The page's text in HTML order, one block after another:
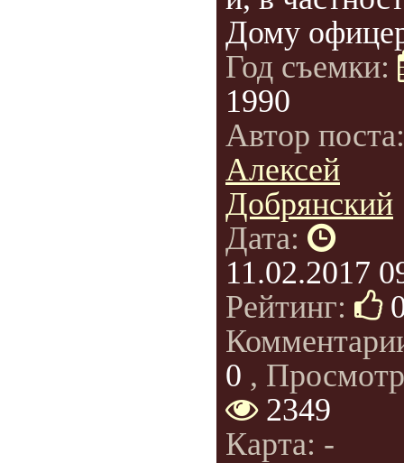
Дому
Год съемки:
1990
Автор
Алексей
Добрянский
Дата:
11.02.2017
Рейтинг:
0 ,
2349
Карта: -